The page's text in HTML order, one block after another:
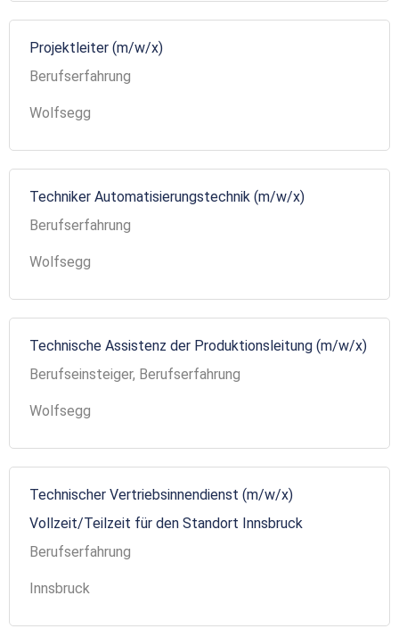
Projektleiter (m/w/x)
Berufserfahrung
Wolfsegg
Techniker Automatisierungstechnik (m/w/x)
Berufserfahrung
Wolfsegg
Technische Assistenz der Produktionsleitung (m/w/x)
Berufseinsteiger, Berufserfahrung
Wolfsegg
Technischer Vertriebsinnendienst (m/w/x)
Vollzeit/Teilzeit für den Standort Innsbruck
Berufserfahrung
Innsbruck